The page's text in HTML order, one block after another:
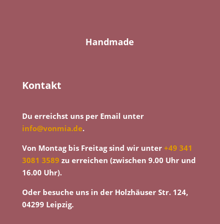
Handmade
Kontakt
Du erreichst uns per Email unter
info@vonmia.de.
Von Montag bis Freitag sind wir unter +49 341
3081 3589 zu erreichen (zwischen 9.00 Uhr und
16.00 Uhr).
Oder besuche uns in der Holzhäuser Str. 124,
04299 Leipzig.